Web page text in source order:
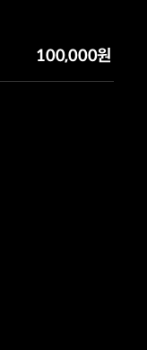
100,000원